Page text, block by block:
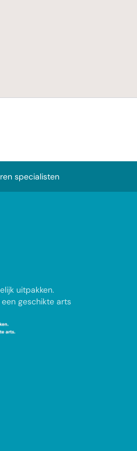
specialisten
uitpakken.
geschikte arts